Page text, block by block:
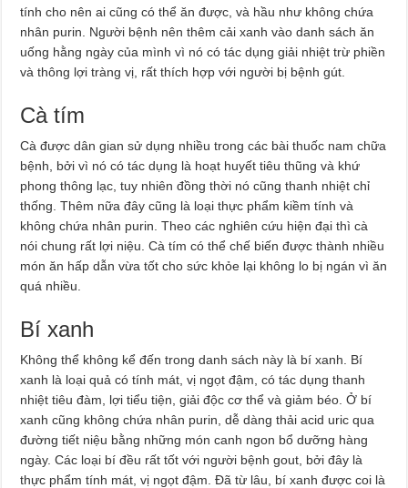
tính cho nên ai cũng có thể ăn được, và hầu như không chứa
nhân purin. Người bệnh nên thêm cải xanh vào danh sách ăn
uống hằng ngày của mình vì nó có tác dụng giải nhiệt trừ phiền
và thông lợi tràng vị, rất thích hợp với người bị bệnh gút.
Cà tím
Cà được dân gian sử dụng nhiều trong các bài thuốc nam chữa
bệnh, bởi vì nó có tác dụng là hoạt huyết tiêu thũng và khứ
phong thông lạc, tuy nhiên đồng thời nó cũng thanh nhiệt chỉ
thống. Thêm nữa đây cũng là loại thực phẩm kiềm tính và
không chứa nhân purin. Theo các nghiên cứu hiện đại thì cà
nói chung rất lợi niệu. Cà tím có thể chế biến được thành nhiều
món ăn hấp dẫn vừa tốt cho sức khỏe lại không lo bị ngán vì ăn
quá nhiều.
Bí xanh
Không thể không kể đến trong danh sách này là bí xanh. Bí
xanh là loại quả có tính mát, vị ngọt đậm, có tác dụng thanh
nhiệt tiêu đàm, lợi tiểu tiện, giải độc cơ thể và giảm béo. Ở bí
xanh cũng không chứa nhân purin, dễ dàng thải acid uric qua
đường tiết niệu bằng những món canh ngon bổ dưỡng hàng
ngày. Các loại bí đều rất tốt với người bệnh gout, bởi đây là
thực phẩm tính mát, vị ngọt đậm. Đã từ lâu, bí xanh được coi là